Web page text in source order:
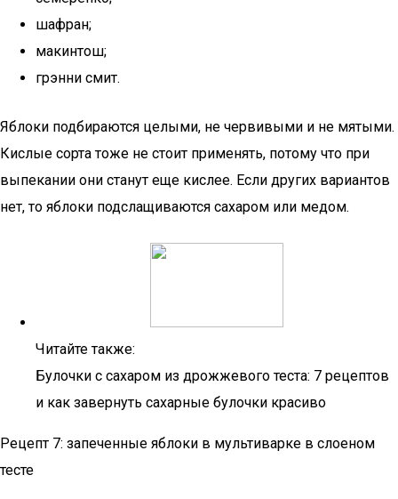
шафран;
макинтош;
грэнни смит.
Яблоки подбираются целыми, не червивыми и не мятыми.
Кислые сорта тоже не стоит применять, потому что при
выпекании они станут еще кислее. Если других вариантов
нет, то яблоки подслащиваются сахаром или медом.
Читайте также:
Булочки с сахаром из дрожжевого теста: 7 рецептов
и как завернуть сахарные булочки красиво
Рецепт 7: запеченные яблоки в мультиварке в слоеном
тесте